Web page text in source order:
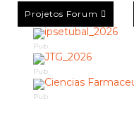
Projetos Forum
Pub
Pub
Pub